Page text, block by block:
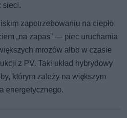
sieci.
zapotrzebowaniu na ciepło
„na zapas” — piec uruchamia
mrozów albo w czasie
z PV. Taki układ hybrydowy
którym zależy na większym
energetycznego.